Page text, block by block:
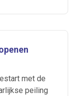
met de
peiling